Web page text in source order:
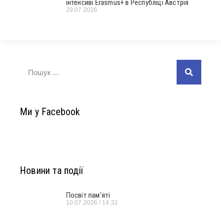
інтенсиві Erasmus+ в Республіці Австрія
29.07.2026
Ми у Facebook
Новини та події
Посвіт пам’яті
10.07.2026 14:32